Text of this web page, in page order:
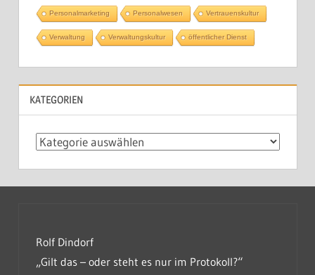
Personalmarketing Personalwesen Vertrauenskultur
Verwaltung Verwaltungskultur öffentlicher Dienst
KATEGORIEN
Kategorien
Rolf Dindorf
„Gilt das – oder steht es nur im Protokoll?“